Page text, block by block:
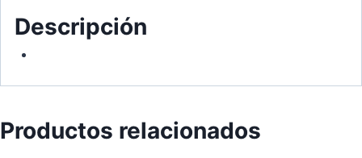
Descripción
Productos relacionados